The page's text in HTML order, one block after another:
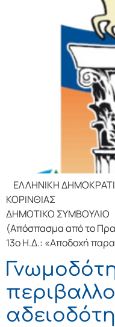
ΕΛΛΗΝΙΚΗ
ΚΟΡΙΝΘΙΑΣ
ΔΗΜΟΤΙΚΟ ΣΥΜΒΟΥΛΙΟ
(Απόσπασμα από το
13o Η.Δ.: «Αποδοχή